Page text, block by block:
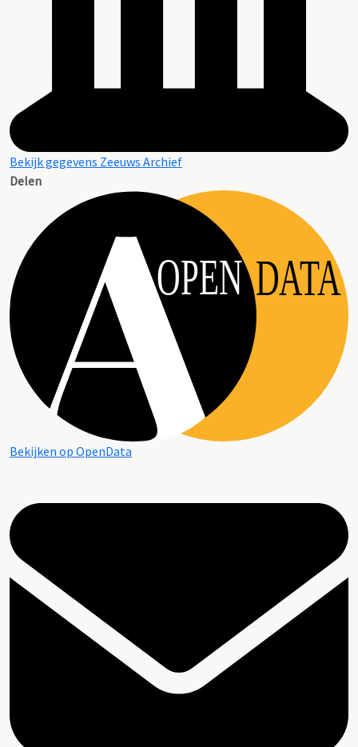
Bekijk gegevens Zeeuws Archief
Delen
OPEN DATA
Bekijken op OpenData